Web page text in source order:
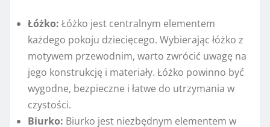
Łóżko: Łóżko jest centralnym elementem
każdego pokoju dziecięcego. Wybierając łóżko z
motywem przewodnim, warto zwrócić uwagę na
jego konstrukcję i materiały. Łóżko powinno być
wygodne, bezpieczne i łatwe do utrzymania w
czystości.
Biurko: Biurko jest niezbędnym elementem w